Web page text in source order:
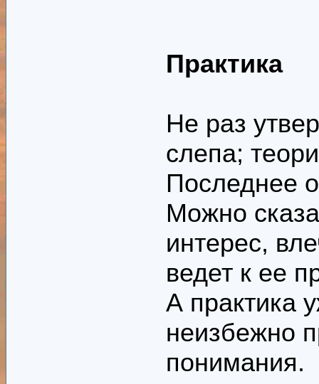
Некое
среди
просто
В таком
на который
И наоборот:
читать не
И то и другое
другими
- расширить
форуме.
Практика
Не раз
слепа;
Последнее
Можно
интерес,
ведет к ее
А практика
неизбежно
понимания.